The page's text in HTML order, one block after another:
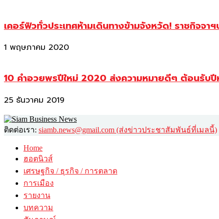
เคอร์ฟิวทั่วประเทศห้ามเดินทางข้ามจังหวัด! ราชกิจจา
1 พฤษภาคม 2020
10 คำอวยพรปีใหม่ 2020 ส่งความหมายดีๆ ต้อนรับ
25 ธันวาคม 2019
ติดต่อเรา: siamb.news@gmail.com (ส่งข่าวประชาสัมพันธ์ที่เมลนี้)
Home
ฮอตนิวส์
เศรษฐกิจ / ธุรกิจ / การตลาด
การเมือง
รายงาน
บทความ